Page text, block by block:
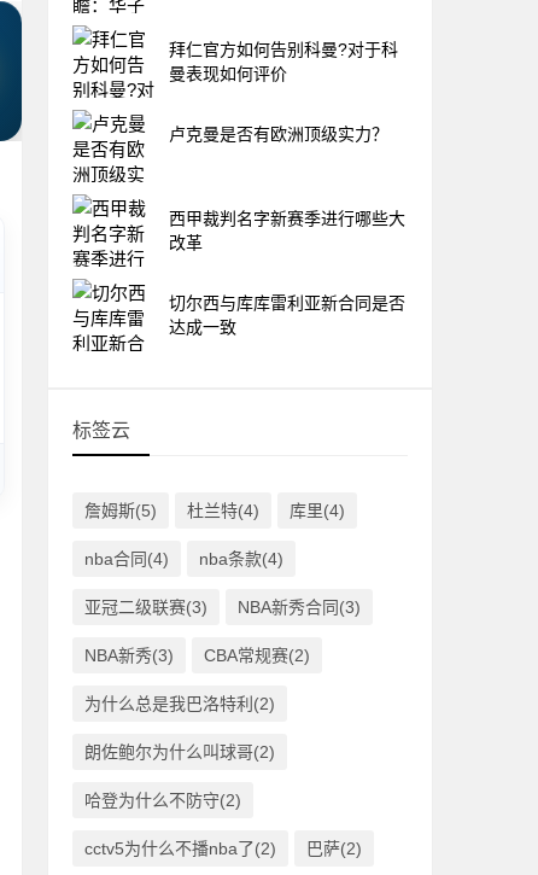
拜仁官方如何告别科曼?对于科
曼表现如何评价
卢克曼是否有欧洲顶级实力？
西甲裁判名字新赛季进行哪些大
改革
切尔西与库库雷利亚新合同是否
达成一致
标签云
詹姆斯(5) 杜兰特(4) 库里(4)
nba合同(4) nba条款(4)
亚冠二级联赛(3) NBA新秀合同(3)
NBA新秀(3) CBA常规赛(2)
为什么总是我巴洛特利(2)
朗佐鲍尔为什么叫球哥(2)
哈登为什么不防守(2)
cctv5为什么不播nba了(2) 巴萨(2)